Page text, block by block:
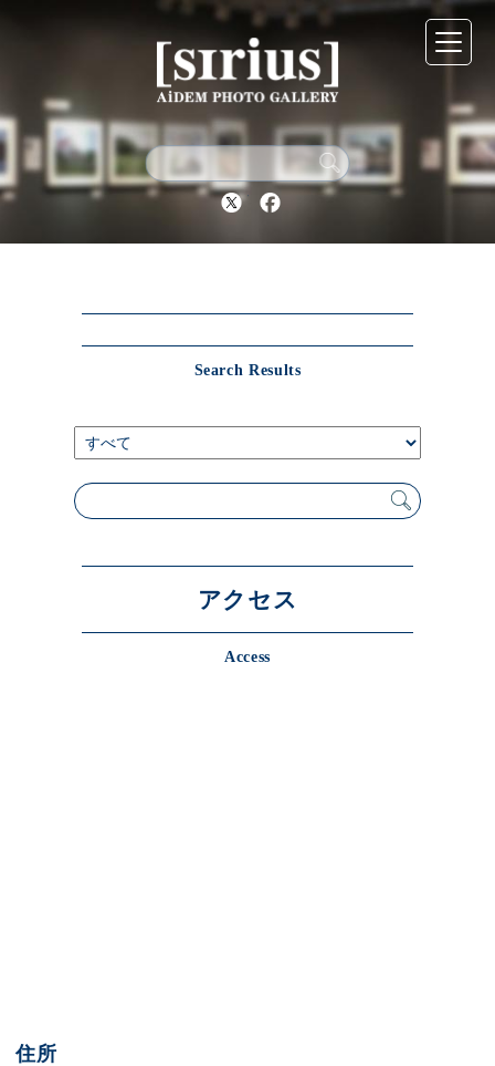
Twitter Facebook
Search Results
アクセス
Access
住所
シリウスについて
展示スケジュール
展示のお申し込み